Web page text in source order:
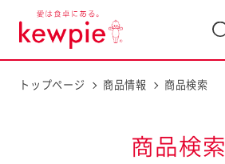
トップページ 商品情報 商品検索
商品検索